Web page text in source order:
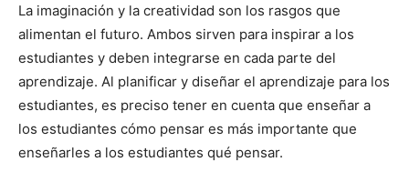
La imaginación y la creatividad son los rasgos que
alimentan el futuro. Ambos sirven para inspirar a los
estudiantes y deben integrarse en cada parte del
aprendizaje. Al planificar y diseñar el aprendizaje para los
estudiantes, es preciso tener en cuenta que enseñar a
los estudiantes cómo pensar es más importante que
enseñarles a los estudiantes qué pensar.